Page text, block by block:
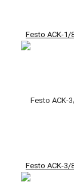
Festo ACK-1/
Festo ACK-3/